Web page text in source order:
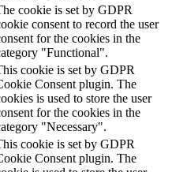
cookie is set by GDPR
consent to record the user
for the cookies in the
"Functional".
cookie is set by GDPR
Consent plugin. The
is used to store the user
for the cookies in the
"Necessary".
cookie is set by GDPR
Consent plugin. The